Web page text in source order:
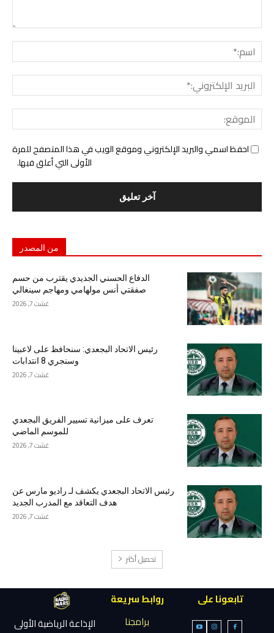
احفظ اسمي والبريد الإلكتروني وموقع الويب في هذا المتصفح للمرة
الأولى التي أعلق فيها.
من المصدر
الدفاع الحسني الجديدي يقترب من حسم
صفقتي أنس مولهامي ومهاجم سينغالي
غشت 7, 2026
رئيس الاتحاد البجعدي: سنحافظ على لاعبينا
وسنجري 8 انتدابات
غشت 7, 2026
تعرف على ميزانية تسيير الفريق البجعدي
للموسم الماضي
غشت 7, 2026
رئيس الاتحاد البجعدي يكشف لـ راديو مارس عن
هدف التعاقد مع المدرب الجديد
غشت 7, 2026
تحميل أكثر
تابعونا على
روابط سريعة
برامجنا
الإذاعة الرياضية الأولى